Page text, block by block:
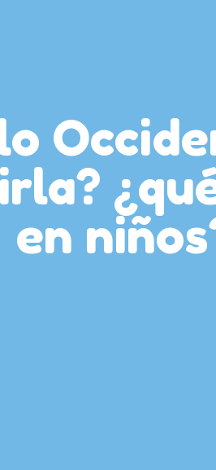
en